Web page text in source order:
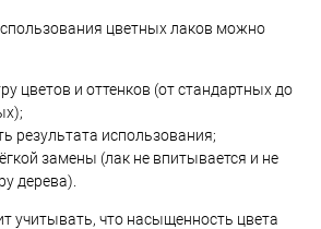
цветных лаков можно
цветов и оттенков (от стандартных до
результата использования;
замены (лак не впитывается и не
дерева).
учитывать, что насыщенность цвета